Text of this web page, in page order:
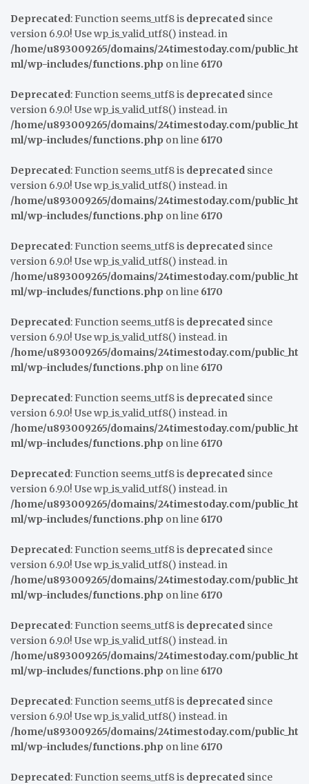
Deprecated: Function seems_utf8 is deprecated since
version 6.9.0! Use wp_is_valid_utf8() instead. in
/home/u893009265/domains/24timestoday.com/public_ht
ml/wp-includes/functions.php on line 6170
Deprecated: Function seems_utf8 is deprecated since
version 6.9.0! Use wp_is_valid_utf8() instead. in
/home/u893009265/domains/24timestoday.com/public_ht
ml/wp-includes/functions.php on line 6170
Deprecated: Function seems_utf8 is deprecated since
version 6.9.0! Use wp_is_valid_utf8() instead. in
/home/u893009265/domains/24timestoday.com/public_ht
ml/wp-includes/functions.php on line 6170
Deprecated: Function seems_utf8 is deprecated since
version 6.9.0! Use wp_is_valid_utf8() instead. in
/home/u893009265/domains/24timestoday.com/public_ht
ml/wp-includes/functions.php on line 6170
Deprecated: Function seems_utf8 is deprecated since
version 6.9.0! Use wp_is_valid_utf8() instead. in
/home/u893009265/domains/24timestoday.com/public_ht
ml/wp-includes/functions.php on line 6170
Deprecated: Function seems_utf8 is deprecated since
version 6.9.0! Use wp_is_valid_utf8() instead. in
/home/u893009265/domains/24timestoday.com/public_ht
ml/wp-includes/functions.php on line 6170
Deprecated: Function seems_utf8 is deprecated since
version 6.9.0! Use wp_is_valid_utf8() instead. in
/home/u893009265/domains/24timestoday.com/public_ht
ml/wp-includes/functions.php on line 6170
Deprecated: Function seems_utf8 is deprecated since
version 6.9.0! Use wp_is_valid_utf8() instead. in
/home/u893009265/domains/24timestoday.com/public_ht
ml/wp-includes/functions.php on line 6170
Deprecated: Function seems_utf8 is deprecated since
version 6.9.0! Use wp_is_valid_utf8() instead. in
/home/u893009265/domains/24timestoday.com/public_ht
ml/wp-includes/functions.php on line 6170
Deprecated: Function seems_utf8 is deprecated since
version 6.9.0! Use wp_is_valid_utf8() instead. in
/home/u893009265/domains/24timestoday.com/public_ht
ml/wp-includes/functions.php on line 6170
Deprecated: Function seems_utf8 is deprecated since